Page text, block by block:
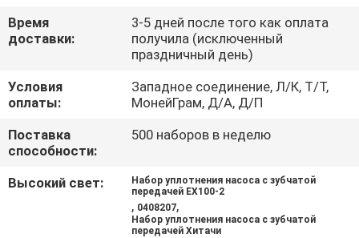
PRIVACY
POLICY
Время
доставки:
3-5 дней после того как оплата
получила (исключенный
праздничный день)
Условия
оплаты:
Западное соединение, Л/К, Т/Т,
МонейГрам, Д/А, Д/П
Поставка
способности:
500 наборов в неделю
Высокий свет:
Набор уплотнения насоса с зубчатой
передачей EX100-2
, 0408207,
Набор уплотнения насоса с зубчатой
передачей Хитачи